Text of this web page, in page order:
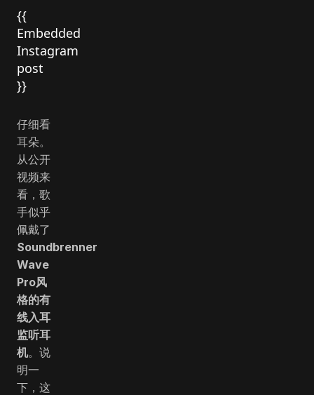
{{
Embedded
Instagram
post
}}
仔细看
耳朵。
从公开
视频来
看，歌
手似乎
佩戴了
Soundbrenner
Wave
Pro风
格的有
线入耳
监听耳
机。说
明一
下，这